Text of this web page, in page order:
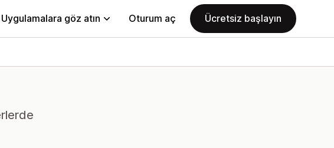
Uygulamalara göz atın Oturum aç Ücretsiz başlayın